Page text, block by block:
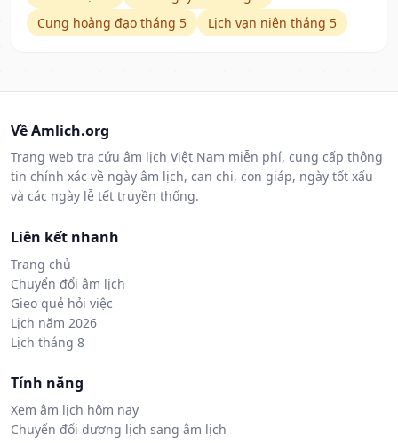
Cung hoàng đạo tháng 5
Lịch vạn niên tháng 5
Về Amlich.org
Trang web tra cứu âm lịch Việt Nam miễn phí, cung cấp thông
tin chính xác về ngày âm lịch, can chi, con giáp, ngày tốt xấu
và các ngày lễ tết truyền thống.
Liên kết nhanh
Trang chủ
Chuyển đổi âm lịch
Gieo quẻ hỏi việc
Lịch năm 2026
Lịch tháng 8
Tính năng
Xem âm lịch hôm nay
Chuyển đổi dương lịch sang âm lịch